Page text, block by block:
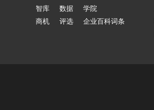
智库
数据
学院
商机
评选 企业百科词条